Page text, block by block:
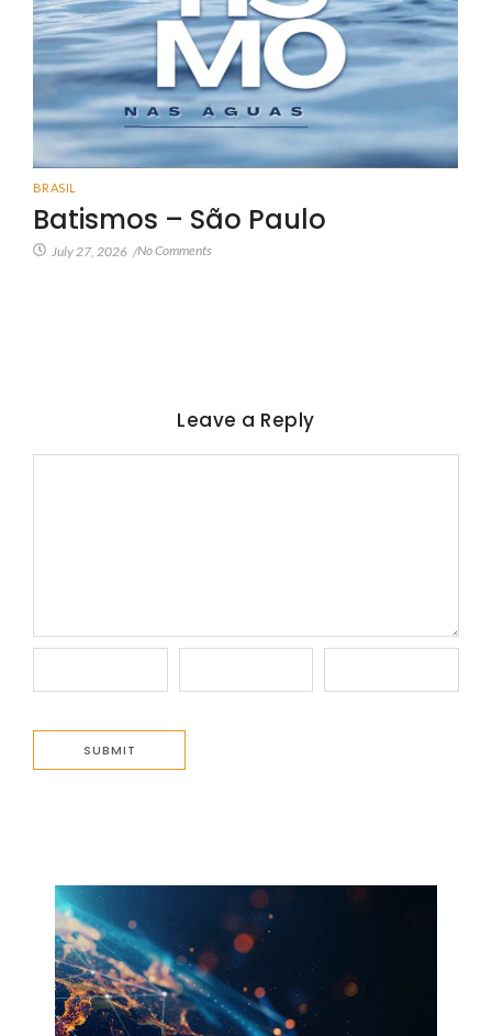
BRASIL
Batismos – São Paulo
July 27, 2026 /No Comments
Leave a Reply